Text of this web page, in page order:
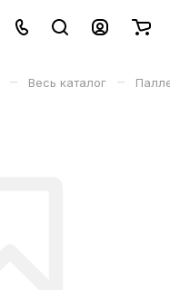
– Весь каталог –